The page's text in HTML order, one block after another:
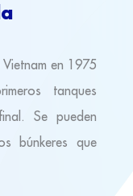
en 1975
tanques
Se pueden
búnkeres que